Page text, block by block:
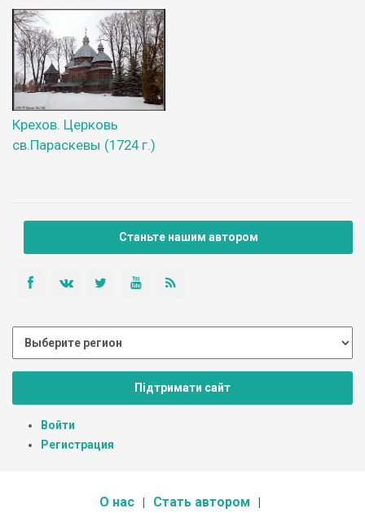
Крехов. Церковь
св.Параскевы (1724 г.)
Станьте нашим автором
Підтримати сайт
Войти
Регистрация
О нас Стать автором